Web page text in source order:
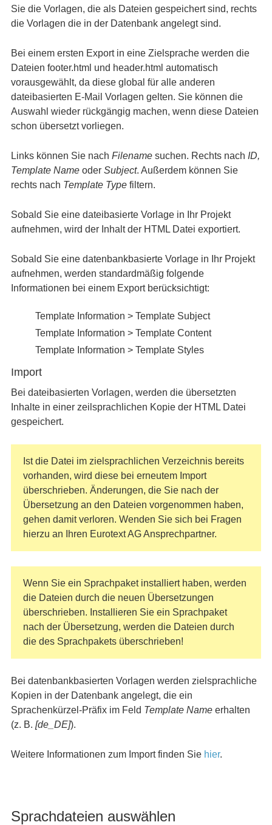
Sie die Vorlagen, die als Dateien gespeichert sind, rechts
die Vorlagen die in der Datenbank angelegt sind.
Bei einem ersten Export in eine Zielsprache werden die
Dateien footer.html und header.html automatisch
vorausgewählt, da diese global für alle anderen
dateibasierten E-Mail Vorlagen gelten. Sie können die
Auswahl wieder rückgängig machen, wenn diese Dateien
schon übersetzt vorliegen.
Links können Sie nach Filenamesuchen. Rechts nach ID,
Template Nameoder Subject. Außerdem können Sie
rechts nach Template Typefiltern.
Sobald Sie eine dateibasierte Vorlage in Ihr Projekt
aufnehmen, wird der Inhalt der HTML Datei exportiert.
Sobald Sie eine datenbankbasierte Vorlage in Ihr Projekt
aufnehmen, werden standardmäßig folgende
Informationen bei einem Export berücksichtigt:
Template Information > Template Subject
Template Information > Template Content
Template Information > Template Styles
Import
Bei dateibasierten Vorlagen, werden die übersetzten
Inhalte in einer zeilsprachlichen Kopie der HTML Datei
gespeichert.
Ist die Datei im zielsprachlichen Verzeichnis bereits
vorhanden, wird diese bei erneutem Import
überschrieben. Änderungen, die Sie nach der
Übersetzung an den Dateien vorgenommen haben,
gehen damit verloren. Wenden Sie sich bei Fragen
hierzu an Ihren Eurotext AG Ansprechpartner.
Wenn Sie ein Sprachpaket installiert haben, werden
die Dateien durch die neuen Übersetzungen
überschrieben. Installieren Sie ein Sprachpaket
nach der Übersetzung, werden die Dateien durch
die des Sprachpakets überschrieben!
Bei datenbankbasierten Vorlagen werden zielsprachliche
Kopien in der Datenbank angelegt, die ein
Sprachenkürzel-Präfix im Feld Template Nameerhalten
(z. B. [de_DE]).
Weitere Informationen zum Import finden Sie hier.
Sprachdateien auswählen